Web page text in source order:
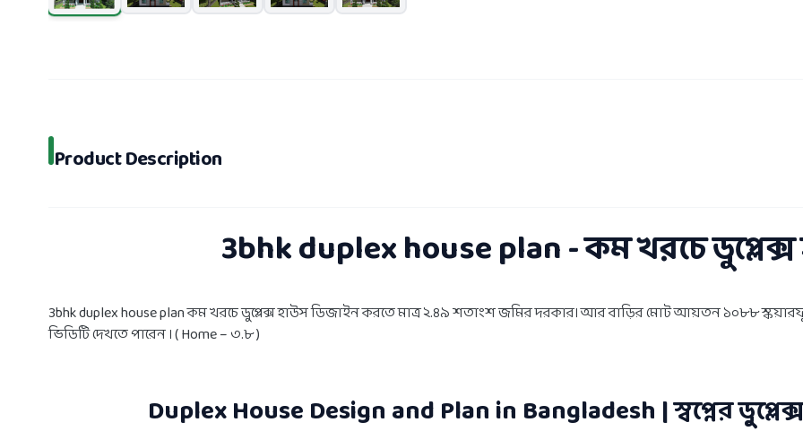
Product Description
3bhk duplex house plan - কম খরচে
3bhk duplex house plan কম খরচে ডুপ্লেক্স হাউস ডিজাইন করতে মাত্র ২.৪৯ শতাংশ জমির দরকার। আর বাড়ির মোট আয়তন ১০৮৮
ভিডিটি দেখতে পারেন । ( Home – ৩.৮ )
Duplex House Design and Plan in Bangladesh | স্বপ্নের